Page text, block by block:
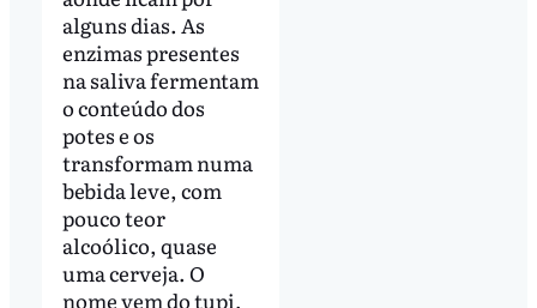
alguns dias. As
enzimas presentes
na saliva fermentam
o conteúdo dos
potes e os
transformam numa
bebida leve, com
pouco teor
alcoólico, quase
uma cerveja. O
nome vem do tupi,